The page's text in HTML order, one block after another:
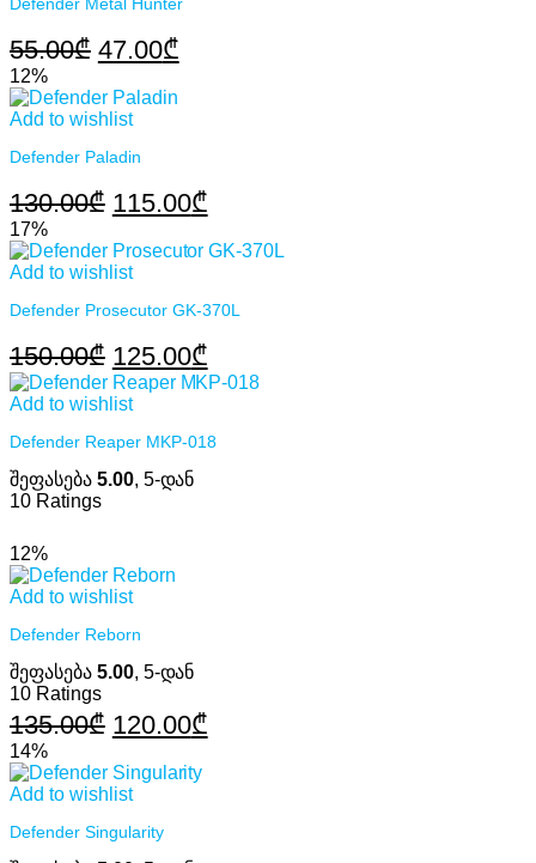
55.00₾ Original
was:
47.00₾Current
12%
Add to wishlist
Defender Paladin
130.00₾ Original
was:
115.00₾Current
is:
17%
Add to wishlist
Defender Prosecutor GK-370L
150.00₾ Original
price
was:
150.00₾.
125.00₾Current
price
125.00₾.
Add to wishlist
Defender Reaper MKP-018
შეფასება 5.00, 5-დან
10 Ratings
12%
Add to wishlist
Defender Reborn
შეფასება 5.00, 5-დან
10 Ratings
135.00₾ Original
was:
120.00₾Current
14%
Add to wishlist
Defender Singularity